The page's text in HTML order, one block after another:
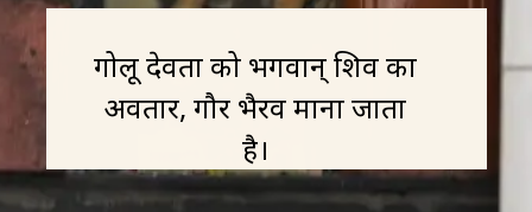
गोलू देवता को भगवान् शिव का
अवतार, गौर भैरव माना जाता
है।